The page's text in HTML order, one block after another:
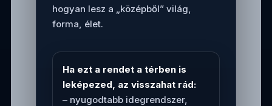
hogyan lesz a „középből” világ,
forma, élet.
Ha ezt a rendet a térben is
leképezed, az visszahat rád:
– nyugodtabb idegrendszer,